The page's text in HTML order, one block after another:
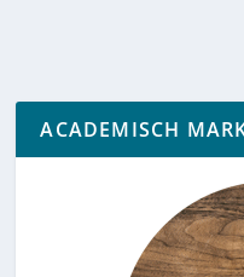
ACADEMISCH